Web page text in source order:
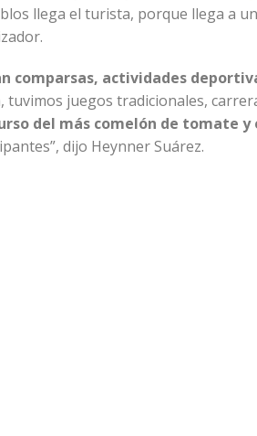
llega el turista, porque llega a
comparsas, actividades
juegos tradicionales,
del más comelón de tomate
dijo Heynner Suárez.